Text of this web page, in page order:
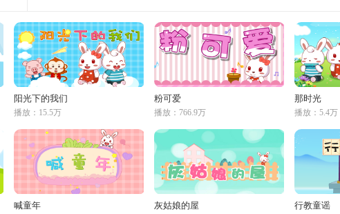
阳光下的我们
播放：15.5万
粉可爱
播放：766.9万
那时光
播放：5.4万
喊童年 灰姑娘的屋 行教童谣